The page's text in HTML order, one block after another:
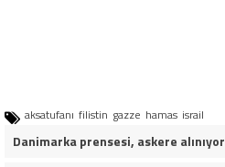
aksatufanı filistin gazze hamas israil
Danimarka prensesi, askere alınıyor